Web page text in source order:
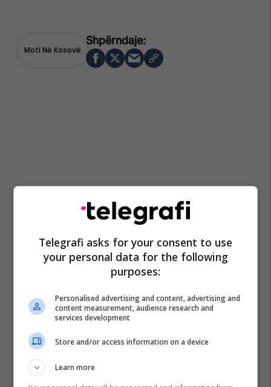
Moti Në Kosovë
Telegrafi asks for your consent to use
your personal data for the following
purposes:
Personalised advertising and content, advertising and
content measurement, audience research and
services development
Store and/or access information on a device
Learn more